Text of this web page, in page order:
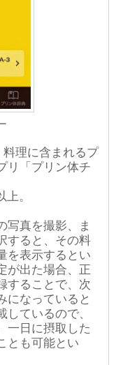
理に含まれるプ
リ「プリン体チ
。
写真を撮影、ま
すると、その料
を表示するとい
が出た場合、正
することで、次
になっていると
ているので、
一日に摂取した
とも可能とい